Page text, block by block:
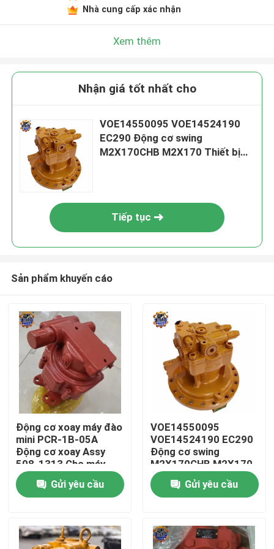
Trang chủ
Về chúng tôi
Nhà cung cấp xác nhận
Xem thêm
Nhận giá tốt nhất cho
VOE14550095 VOE14524190
EC290 Động cơ swing
M2X170CHB M2X170 Thiết bị
Tiếp tục
Sản phẩm khuyến cáo
Động cơ xoay máy đào
mini PCR-1B-05A
Động cơ xoay Assy
508-1313 Cho máy
đào
Gửi yêu cầu
VOE14550095
VOE14524190 EC290
Động cơ swing
M2X170CHB M2X170
Thiết bị swing
Gửi yêu cầu